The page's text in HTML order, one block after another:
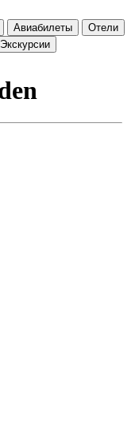
Авиабилеты
Отели
Экскурсии